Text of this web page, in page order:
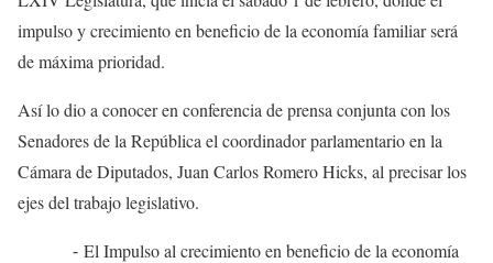
impulso y crecimiento en beneficio de la economía familiar será
de máxima prioridad.
Así lo dio a conocer en conferencia de prensa conjunta con los
Senadores de la República el coordinador parlamentario en la
Cámara de Diputados, Juan Carlos Romero Hicks, al precisar los
ejes del trabajo legislativo.
⁃ El Impulso al crecimiento en beneficio de la economía